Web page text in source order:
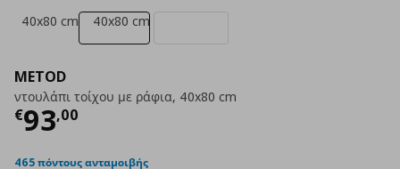
METOD
ντουλάπι τοίχου με ράφια, 40x80 cm
€93,00
Τρέχουσα τιμή
465 πόντους ανταμοιβής
40x80 cm 40x80 cm